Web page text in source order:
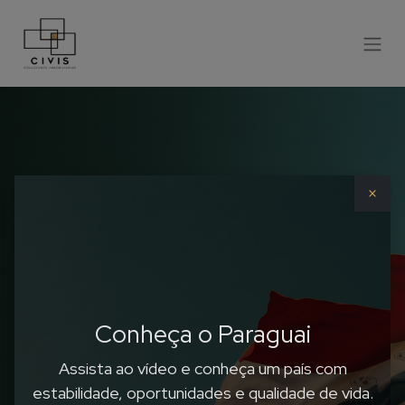
Invista onde a
vida bate forte
×
Conheça o Paraguai
Assista ao vídeo e conheça um país com
estabilidade, oportunidades e qualidade de vida.